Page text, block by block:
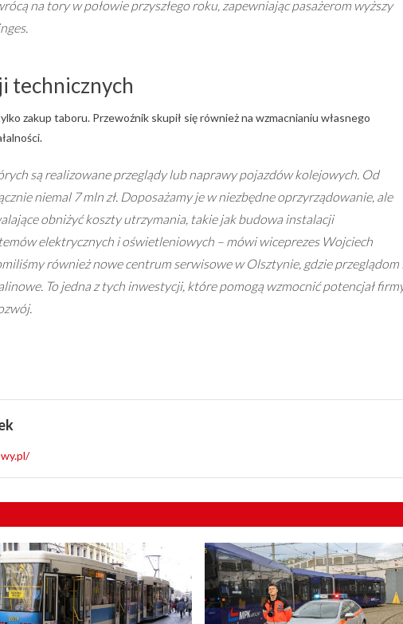
na tory w połowie przyszłego roku, zapewniając pasażerom wyższy
technicznych
zakup taboru. Przewoźnik skupił się również na wzmacnianiu własnego
są realizowane przeglądy lub naprawy pojazdów kolejowych. Od
niemal 7 mln zł. Doposażamy je w niezbędne oprzyrządowanie, ale
obniżyć koszty utrzymania, takie jak budowa instalacji
elektrycznych i oświetleniowych – mówi wiceprezes Wojciech
również nowe centrum serwisowe w Olsztynie, gdzie przeglądom
To jedna z tych inwestycji, które pomogą wzmocnić potencjał